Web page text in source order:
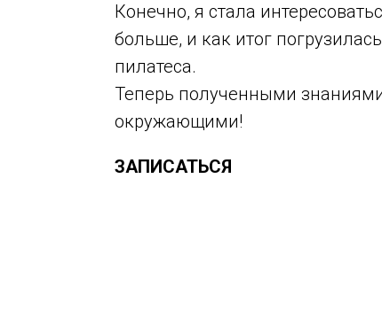
Конечно, я стала
больше, и как итог
пилатеса.
Теперь полученными
окружающими!
ЗАПИСАТЬСЯ